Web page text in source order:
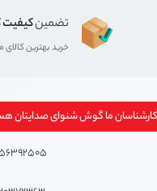
تضمینکیفیت
خرید بهترین
کارشناسان ما گوش شنوای صدایتان